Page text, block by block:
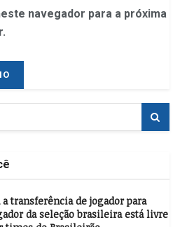
navegador para a próxima
a transferência de jogador para
da seleção brasileira está livre